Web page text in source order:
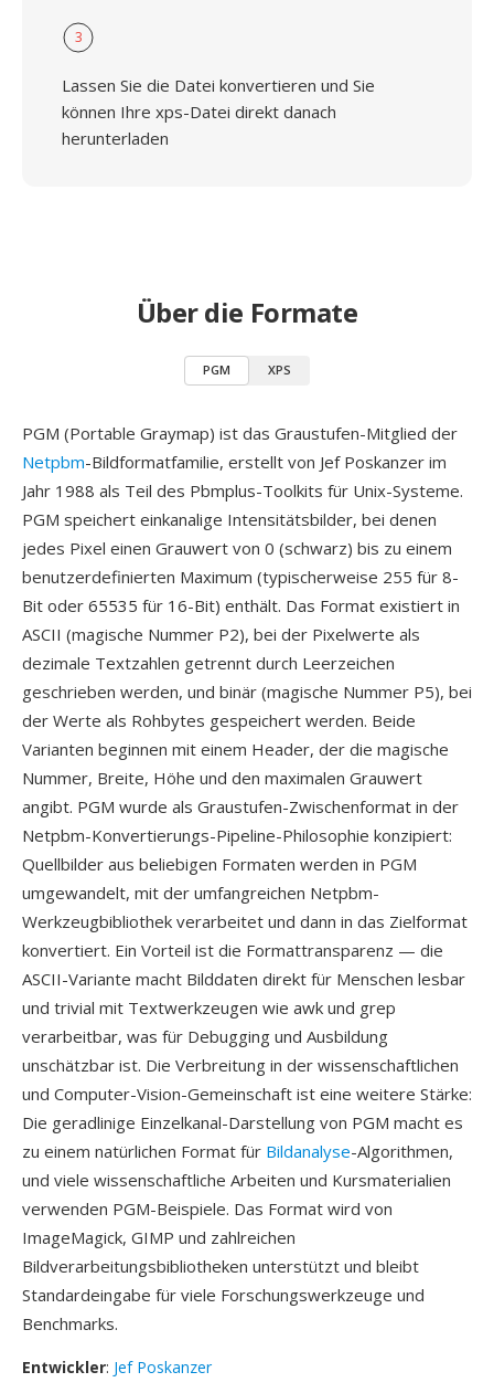
3
Lassen Sie die Datei konvertieren und Sie
können Ihre xps-Datei direkt danach
herunterladen
Über die Formate
PGM XPS
PGM (Portable Graymap) ist das Graustufen-Mitglied der
Netpbm-Bildformatfamilie, erstellt von Jef Poskanzer im
Jahr 1988 als Teil des Pbmplus-Toolkits für Unix-Systeme.
PGM speichert einkanalige Intensitätsbilder, bei denen
jedes Pixel einen Grauwert von 0 (schwarz) bis zu einem
benutzerdefinierten Maximum (typischerweise 255 für 8-
Bit oder 65535 für 16-Bit) enthält. Das Format existiert in
ASCII (magische Nummer P2), bei der Pixelwerte als
dezimale Textzahlen getrennt durch Leerzeichen
geschrieben werden, und binär (magische Nummer P5), bei
der Werte als Rohbytes gespeichert werden. Beide
Varianten beginnen mit einem Header, der die magische
Nummer, Breite, Höhe und den maximalen Grauwert
angibt. PGM wurde als Graustufen-Zwischenformat in der
Netpbm-Konvertierungs-Pipeline-Philosophie konzipiert:
Quellbilder aus beliebigen Formaten werden in PGM
umgewandelt, mit der umfangreichen Netpbm-
Werkzeugbibliothek verarbeitet und dann in das Zielformat
konvertiert. Ein Vorteil ist die Formattransparenz — die
ASCII-Variante macht Bilddaten direkt für Menschen lesbar
und trivial mit Textwerkzeugen wie awk und grep
verarbeitbar, was für Debugging und Ausbildung
unschätzbar ist. Die Verbreitung in der wissenschaftlichen
und Computer-Vision-Gemeinschaft ist eine weitere Stärke:
Die geradlinige Einzelkanal-Darstellung von PGM macht es
zu einem natürlichen Format für Bildanalyse-Algorithmen,
und viele wissenschaftliche Arbeiten und Kursmaterialien
verwenden PGM-Beispiele. Das Format wird von
ImageMagick, GIMP und zahlreichen
Bildverarbeitungsbibliotheken unterstützt und bleibt
Standardeingabe für viele Forschungswerkzeuge und
Benchmarks.
Entwickler: Jef Poskanzer